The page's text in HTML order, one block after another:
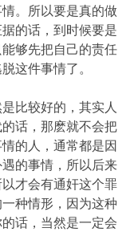
。所以要是真的做
的话，到时候要是
够先把自己的责任
这件事情了。
比较好的，其实人
话，那麽就不会把
的人，通常都是因
的事情，所以后来
才会有通奸这个罪
种情形，因为这种
话，当然是一定会